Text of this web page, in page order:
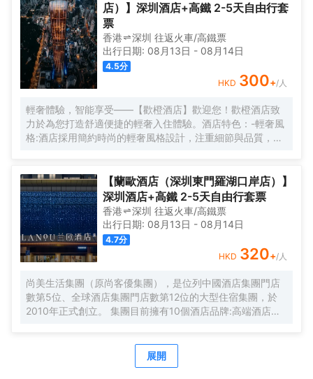
店）】深圳酒店+高鐵 2-5天自由行套
票
香港 深圳 往返火車/高鐵票
出行日期: 08月13日 - 08月14日
4.5分
HKD 300+/人
輕奢體驗，智能享受——【歡橙酒店】歡迎您！歡橙酒店致
力於為您打造舒適便捷的輕奢入住體驗。酒店特色：-輕奢風
格:酒店採用簡約時尚的輕奢風格設計，注重細節與品質，為
技帶來的便捷。-舒適享受:24小時熱水即開即熱，無需等
待，為您洗去一身疲憊。-影音娛樂:部分房間配備高清投影
儀，打造私人影院，享受震撼視聽盛宴。-貼心服務:酒店設有
洗衣房，並提供烘乾服務，解決您的洗衣煩惱，讓旅途更加
輕鬆自在。歡橙酒店是您商務出行、休閒度假的理想之選。
期待您的光臨！温馨提示，圖片僅供參考，無法涵蓋所有房
型，詳細的實物照片請諮詢酒店。
【蘭歐酒店（深圳東門羅湖口岸店）】
深圳酒店+高鐵 2-5天自由行套票
香港 深圳 往返火車/高鐵票
出行日期: 08月13日 - 08月14日
4.7分
HKD 320+/人
尚美生活集團（原尚客優集團），是位列中國酒店集團門店
數第5位、全球酒店集團門店數第12位的大型住宿集團，於
2010年正式創立。 集團目前擁有10個酒店品牌:高端酒店品
牌花美時、公寓品牌LIPPO公社。尚美生活旗下酒店超過
3500家（含在營店和籌建店），現已覆蓋全國31個省293座
展開